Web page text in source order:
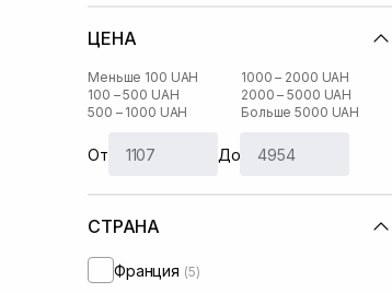
ЦЕНА
Меньше 100 UAH
100 – 500 UAH
500 – 1000 UAH
1000 – 2000 UAH
2000 – 5000 UAH
Больше 5000 UAH
От До
СТРАНА
Франция (5)